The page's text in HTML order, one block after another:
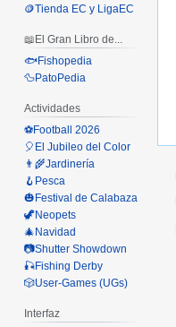
🪙Tienda EC y LigaEC
📖El Gran Libro de...
🐟Fishopedia
🦆PatoPedia
Actividades
⚽Football 2026
🎈El Jubileo del Color
👨‍🌾Jardinería
🪝Pesca
🎃Festival de Calabaza
🦖Neopets
🎄Navidad
📷Shutter Showdown
🎣Fishing Derby
🎲User-Games (UGs)
Interfaz